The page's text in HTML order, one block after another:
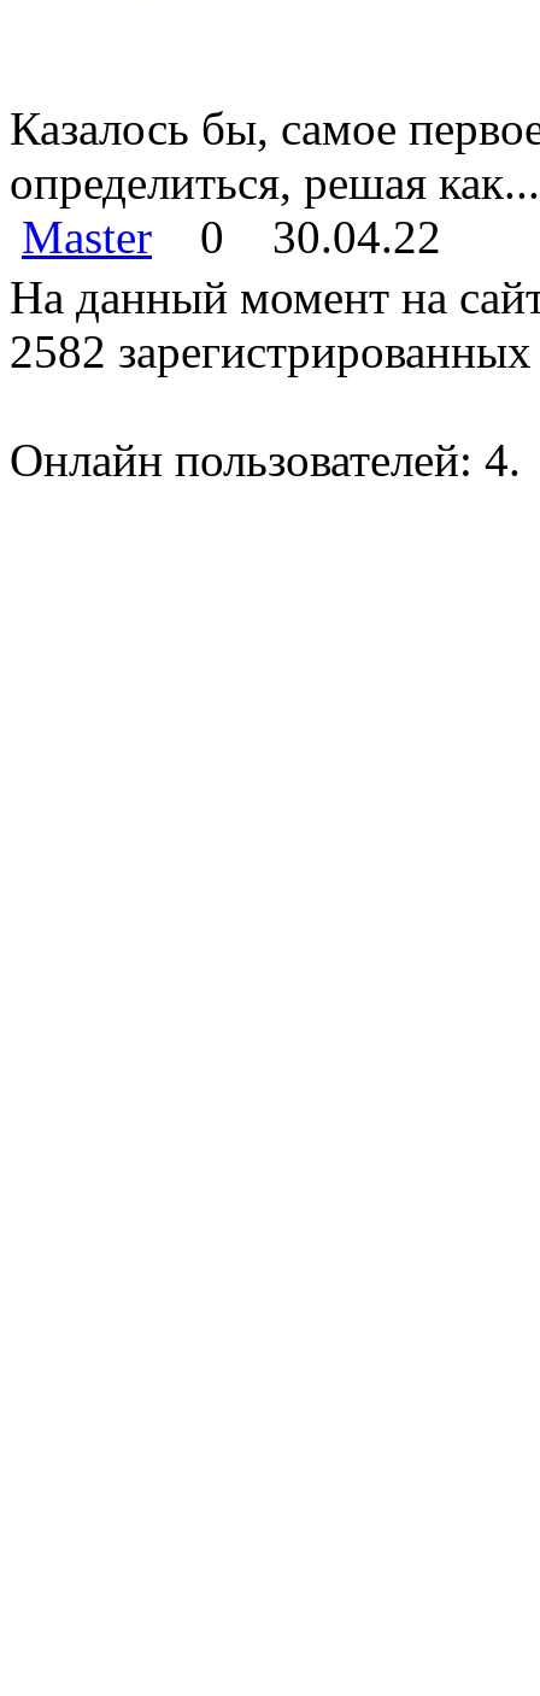
Казалось бы, самое
определиться, решая как...
Master
0
30.04.22
На данный момент на
2582 зарегистрированных
Онлайн пользователей: 4.